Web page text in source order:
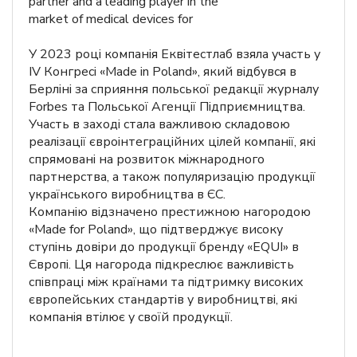
market of medical devices for
У 2023 році компанія Еквітестлаб взяла участь у
IV Конгресі «Made in Poland», який відбувся в
Берліні за сприяння польської редакції журналу
Forbes та Польської Агенції Підприємництва.
Участь в заході стала важливою складовою
реалізації євроінтеграційних цілей компанії, які
спрямовані на розвиток міжнародного
партнерства, а також популяризацію продукції
українського виробництва в ЄС.
Компанію відзначено престижною нагородою
«Made for Poland», що підтверджує високу
ступінь довіри до продукції бренду «EQUI» в
Європі. Ця нагорода підкреслює важливість
співпраці між країнами та підтримку високих
європейських стандартів у виробництві, які
компанія втілює у своїй продукції.